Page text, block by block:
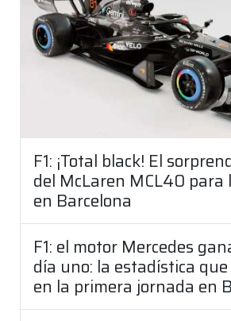
F1: ¡Total black! El
del McLaren MCL40 para
en Barcelona
F1: el motor Mercedes
día uno: la estadística
en la primera jornada en